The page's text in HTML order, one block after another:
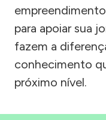
para apoiar sua
fazem a
conhecimento
próximo nível.